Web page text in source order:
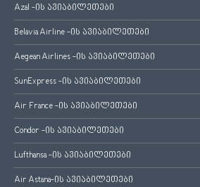
Azal -ის ავიაბილეთები
Belavia Airline -ის ავიაბილეთები
Aegean Airlines -ის ავიაბილეთები
SunExpress -ის ავიაბილეთები
Air France -ის ავიაბილეთები
Condor -ის ავიაბილეთები
Lufthansa -ის ავიაბილეთები
Air Astana-ის ავიაბილეთები